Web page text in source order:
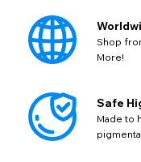
Shop
More!
Safe
Made to
CAD -
Wenn PayPal die
dieses Land
bitte Ihre Adresse
an. Ältere,
Fehler führt. Durch
Sie